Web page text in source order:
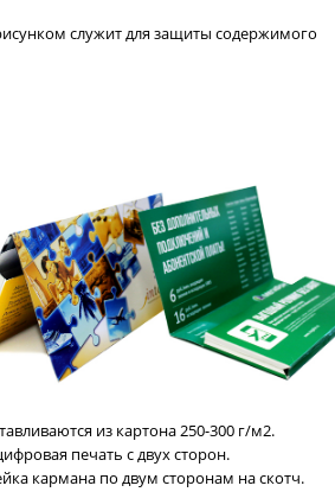
служит для защиты содержимого
из картона 250-300 г/м2.
печать с двух сторон.
кармана по двум сторонам на скотч.